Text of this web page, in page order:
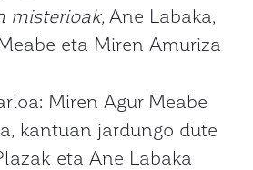
misterioak, Ane Labaka,
eta Miren Amuriza
Miren Agur Meabe
kantuan jardungo dute
eta Ane Labaka